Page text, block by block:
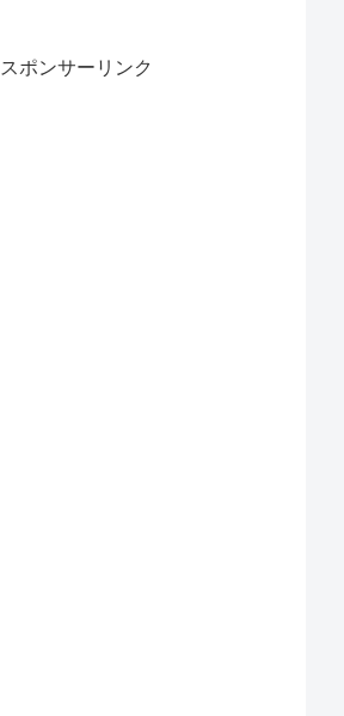
スポンサーリンク